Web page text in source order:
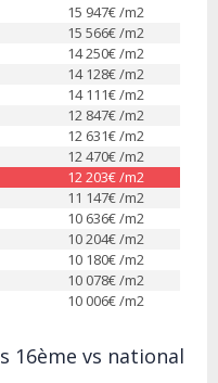
15 947€ /m2
15 566€ /m2
14 250€ /m2
14 128€ /m2
14 111€ /m2
12 847€ /m2
12 631€ /m2
12 470€ /m2
12 203€ /m2
11 147€ /m2
10 636€ /m2
10 204€ /m2
10 180€ /m2
10 078€ /m2
10 006€ /m2
16ème vs national